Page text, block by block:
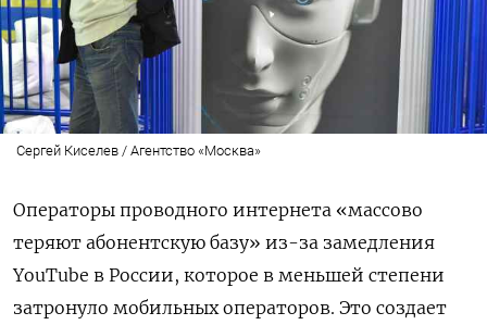
Сергей Киселев / Агентство «Москва»
Операторы проводного интернета «массово
теряют абонентскую базу» из-за замедления
YouTube в России, которое в меньшей степени
затронуло мобильных операторов. Это создает